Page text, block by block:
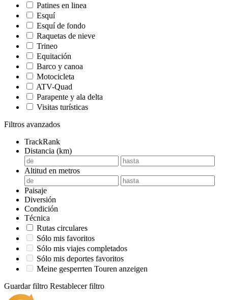
Patines en linea
Esquí
Esquí de fondo
Raquetas de nieve
Trineo
Equitación
Barco y canoa
Motocicleta
ATV-Quad
Parapente y ala delta
Visitas turísticas
Filtros avanzados
TrackRank
Distancia (km)
Altitud en metros
Paisaje
Diversión
Condición
Técnica
Rutas circulares
Sólo mis favoritos
Sólo mis viajes completados
Sólo mis deportes favoritos
Meine gesperrten Touren anzeigen
Guardar filtro Restablecer filtro